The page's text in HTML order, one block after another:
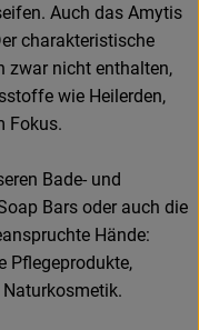
Auch das Amytis
charakteristische
zwar nicht enthalten,
wie Heilerden,
Fokus.
Bade- und
Bars oder auch die
Hände:
Pflegeprodukte,